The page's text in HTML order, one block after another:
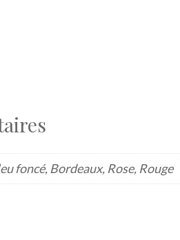
foncé, Bordeaux, Rose, Rouge